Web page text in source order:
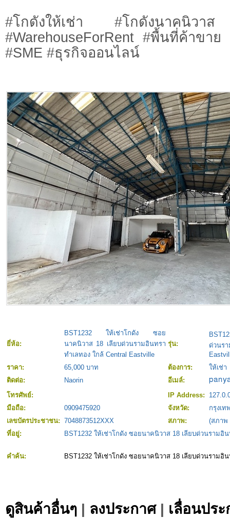
#โกดังให้เช่า #โกดังนาคนิวาส
#WarehouseForRent #พื้นที่ค้าขาย
#SME #ธุรกิจออนไลน์
ยี่ห้อ:
BST1232 ให้เช่าโกดัง ซอย
นาคนิวาส 18 เลียบด่วนรามอินทรา
ทำเลทอง ใกล้ Central Eastville
รุ่น:
ด่วนร
ราคา:
65,000 บาท ต้องการ:
ให้เช่า
ติดต่อ:
Naorin
อีเมล์:
โทรศัพย์:
IP Address:
มือถือ:
0909475920 จังหวัด:
กรุงเ
เลขบัตรประชาชน: 7048873512XXX สภาพ:
(สภาพ
ที่อยู่:
BST1232 ให้เช่าโกดัง ซอยนาคนิวาส 18 เลียบด่วนรามอิ
คำค้น: BST1232 ให้เช่าโกดัง ซอยนาคนิวาส 18 เลียบด่วนรามอิ
ดูสินค้าอื่นๆ | ลงประกาศ| เลื่อนปร